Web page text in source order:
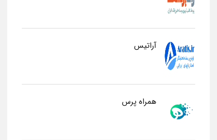
آراتیس
همراه پرس